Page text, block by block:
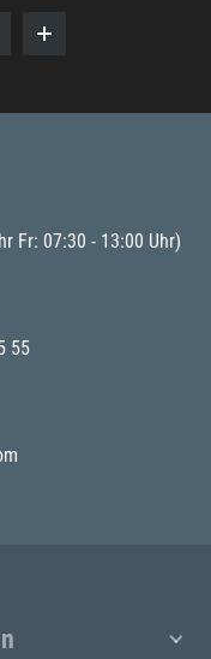
Fr: 07:30 - 13:00 Uhr)
55